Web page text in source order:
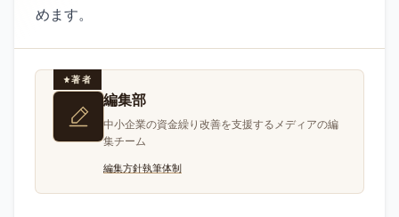
めます。
著者
編集部
中小企業の資金繰り改善を支援するメディアの編
集チーム
編集方針執筆体制